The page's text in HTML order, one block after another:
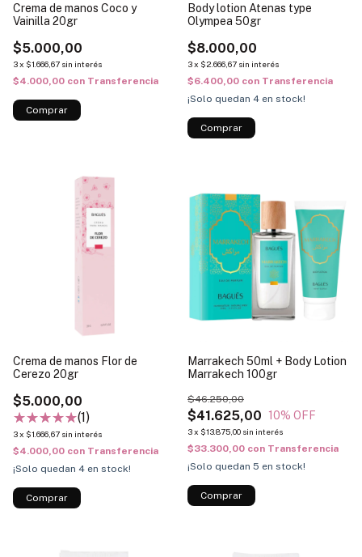
Crema de manos Coco y
Vainilla 20gr
$5.000,00
3x $1.666,67 sin interés
$4.000,00 con Transferencia
Body lotion Atenas type
Olympea 50gr
$8.000,00
3x $2.666,67 sin interés
$6.400,00 con Transferencia
¡Solo quedan 4 en stock!
Crema de manos Flor de
Cerezo 20gr
$5.000,00
(1)
3x $1.666,67 sin interés
$4.000,00 con Transferencia
¡Solo quedan 4 en stock!
Marrakech 50ml + Body Lotion
Marrakech 100gr
$41.625,00
$46.250,00
10% OFF
3x $13.875,00 sin interés
$33.300,00 con Transferencia
¡Solo quedan 5 en stock!